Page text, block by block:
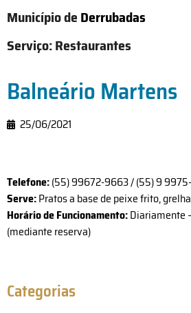
Município deDerrubadas
Serviço:Restaurantes
Balneário Martens
25/06/2021
Telefone:(55) 99672-9663 / (55) 9
Serve:Pratos a base de peixe frito,
Horário de Funcionamento:Diariamente
(mediante reserva)
Categorias